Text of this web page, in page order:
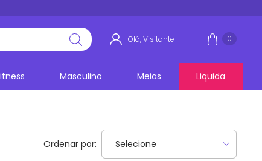
Olá, Visitante 0
Masculino Meias Liquida
Ordenar por: